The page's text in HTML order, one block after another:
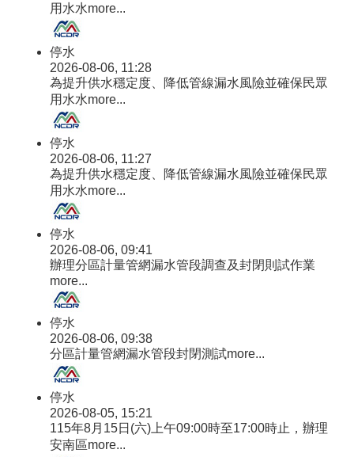
用水水more...
停水
2026-08-06, 11:28
為提升供水穩定度、降低管線漏水風險並確保民眾
用水水more...
停水
2026-08-06, 11:27
為提升供水穩定度、降低管線漏水風險並確保民眾
用水水more...
停水
2026-08-06, 09:41
辦理分區計量管網漏水管段調查及封閉則試作業
more...
停水
2026-08-06, 09:38
分區計量管網漏水管段封閉測試more...
停水
2026-08-05, 15:21
115年8月15日(六)上午09:00時至17:00時止，辦理
安南區more...